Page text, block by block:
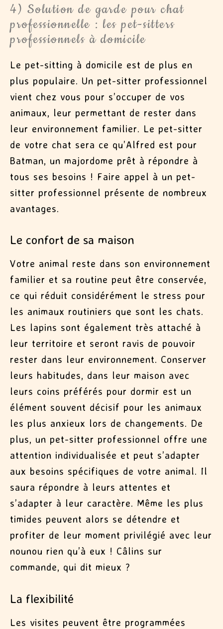
4) Solution de garde pour chat
professionnelle : les pet-sitters
professionnels à domicile
Le pet-sitting à domicile est de plus en
plus populaire. Un pet-sitter professionnel
vient chez vous pour s’occuper de vos
animaux, leur permettant de rester dans
leur environnement familier. Le pet-sitter
de votre chat sera ce qu’Alfred est pour
Batman, un majordome prêt à répondre à
tous ses besoins ! Faire appel à un pet-
sitter professionnel présente de nombreux
avantages.
Le confort de sa maison
Votre animal reste dans son environnement
familier et sa routine peut être conservée,
ce qui réduit considérément le stress pour
les animaux routiniers que sont les chats.
Les lapins sont également très attaché à
leur territoire et seront ravis de pouvoir
rester dans leur environnement. Conserver
leurs habitudes, dans leur maison avec
leurs coins préférés pour dormir est un
élément souvent décisif pour les animaux
les plus anxieux lors de changements. De
plus, un pet-sitter professionnel offre une
attention individualisée et peut s’adapter
aux besoins spécifiques de votre animal. Il
saura répondre à leurs attentes et
s’adapter à leur caractère. Même les plus
timides peuvent alors se détendre et
profiter de leur moment privilégié avec leur
nounou rien qu’à eux ! Câlins sur
commande, qui dit mieux ?
La flexibilité
Les visites peuvent être programmées